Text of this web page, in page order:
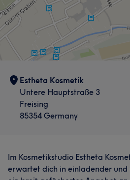
Estheta Kosmetik
Untere Hauptstraße 3
Freising
85354 Germany
Im Kosmetikstudio Estheta
erwartet dich in einladender